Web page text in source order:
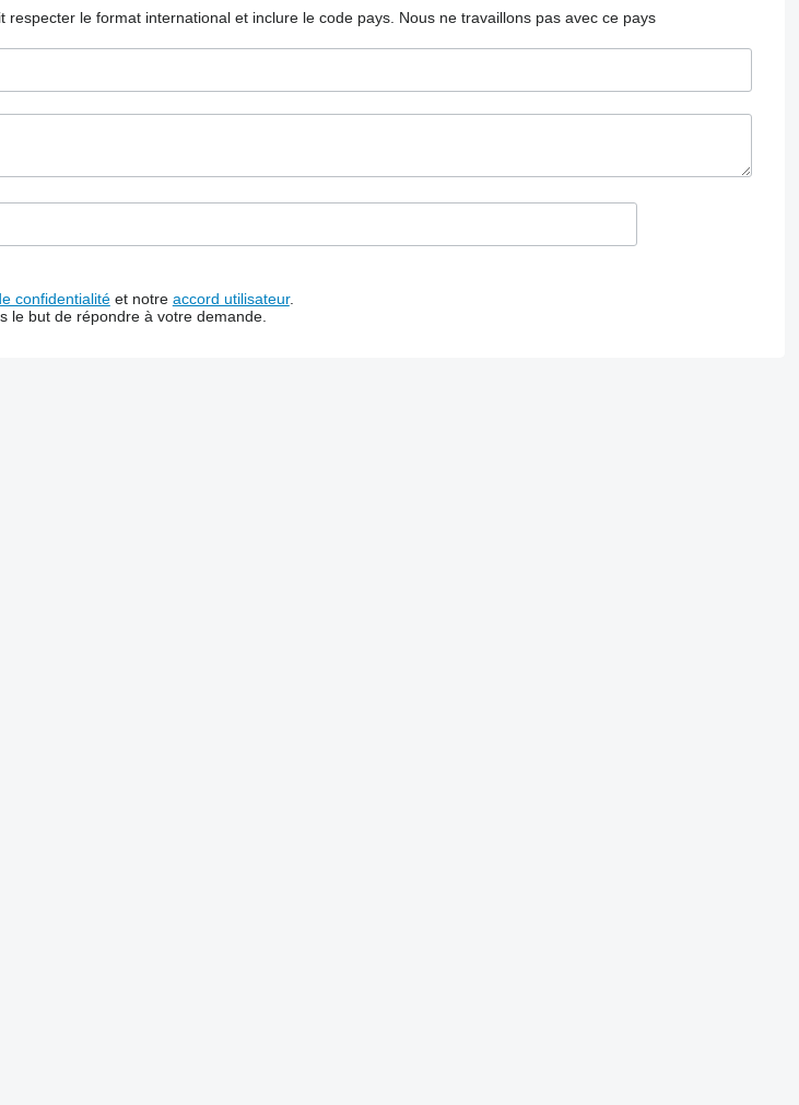
le format international et inclure le code pays. Nous ne travaillons pas avec ce pays
confidentialitéet notre accord utilisateur.
le but de répondre à votre demande.